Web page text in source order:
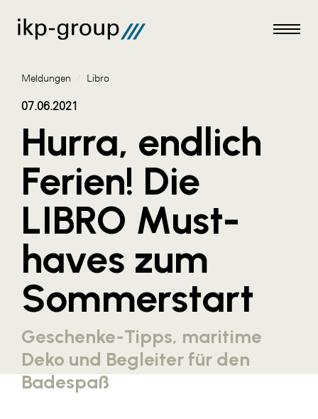
Meldungen
AKTUELLES
ACO
ALEX Krems
Amazon Web Services
Artweger
AustroCel Hallein
Blaguss
Bundesverband Sonnenschutztechnik
Cineplexx
Meldungen / Libro
07.06.2021
Hurra, endlich
Ferien! Die
LIBRO Must-
haves zum
Sommerstart
Geschenke-Tipps, maritime
Deko und Begleiter für den
Badespaß